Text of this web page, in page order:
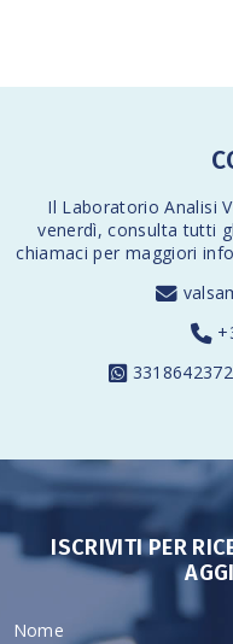
Il Laboratorio Analisi
venerdì,consulta tutti
chiamaci per maggiori
ISCRIVITI PER
Nome